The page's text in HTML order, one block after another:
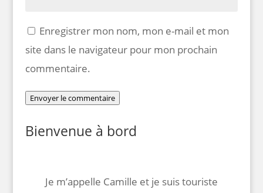
Enregistrer mon nom, mon e-mail et mon
site dans le navigateur pour mon prochain
commentaire.
Envoyer le commentaire
Bienvenue à bord
Je m’appelle Camille et je suis touriste